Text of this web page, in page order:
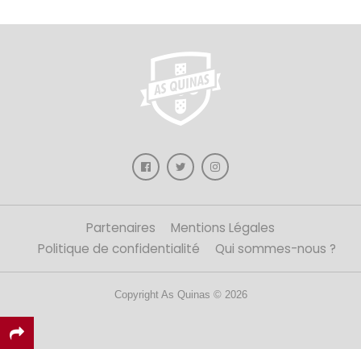
Partenaires
Mentions Légales
Politique de confidentialité
Qui sommes-nous ?
Copyright As Quinas © 2026